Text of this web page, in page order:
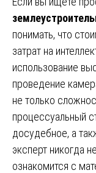
понимать, что
затрат на
использование
проведение
не только
процессуальный
досудебное, а
эксперт никогда
ознакомится с